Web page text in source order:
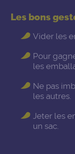
Les bons
Vider les
Pour
les
Ne pas
les autres.
Jeter les
un sac.